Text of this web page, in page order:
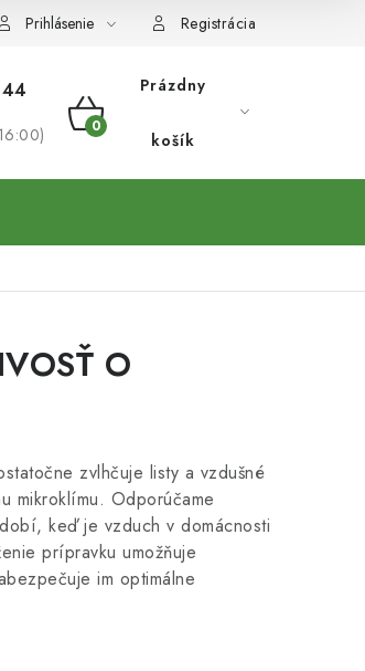
Prihlásenie Registrácia
NÁKUPNÝ
Prázdny
košík
O
zvlhčuje listy a vzdušné
mikroklímu. Odporúčame
keď je vzduch v domácnosti
prípravku umožňuje
im optimálne